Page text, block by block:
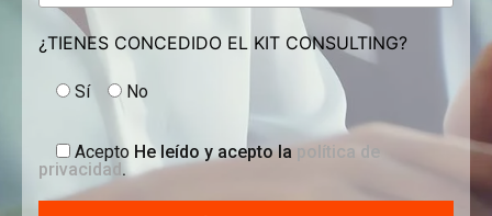
¿TIENES CONCEDIDO EL KIT CONSULTING?
Sí No
Acepto He leído y acepto la política de
privacidad .